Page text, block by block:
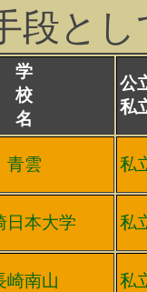
段と
学
校
名
公
私
青雲 私
日本大学 私
崎南山 私